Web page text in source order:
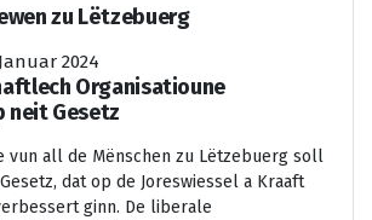
zu Lëtzebuerg
2024
Organisatioune
neit Gesetz
vun all de Mënschen zu Lëtzebuerg soll
dat op de Joreswiessel a Kraaft
ginn. De liberale